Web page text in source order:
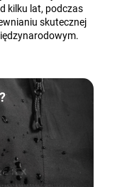
kilku lat, podczas
skutecznej